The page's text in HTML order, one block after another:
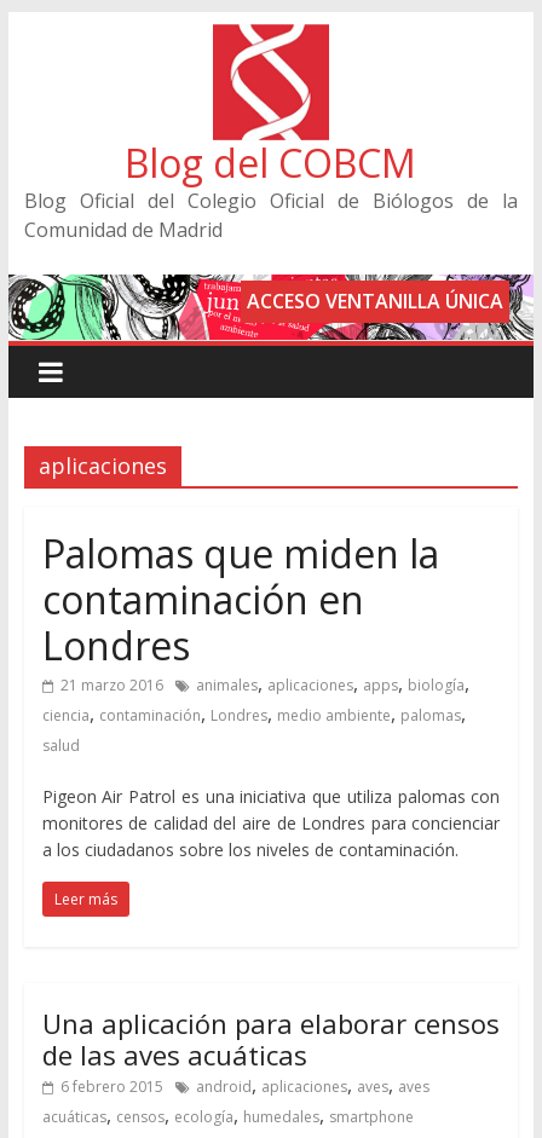
Blog del COBCM
Blog Oficial del Colegio Oficial de Biólogos de la
Comunidad de Madrid
ACCESO VENTANILLA ÚNICA
aplicaciones
Palomas que miden la
contaminación en
Londres
21 marzo 2016 animales, aplicaciones, apps, biología,
ciencia, contaminación, Londres, medio ambiente, palomas,
salud
Pigeon Air Patrol es una iniciativa que utiliza palomas con
monitores de calidad del aire de Londres para concienciar
a los ciudadanos sobre los niveles de contaminación.
Leer más
Una aplicación para elaborar censos
de las aves acuáticas
6 febrero 2015 android, aplicaciones, aves, aves
acuáticas, censos, ecología, humedales, smartphone